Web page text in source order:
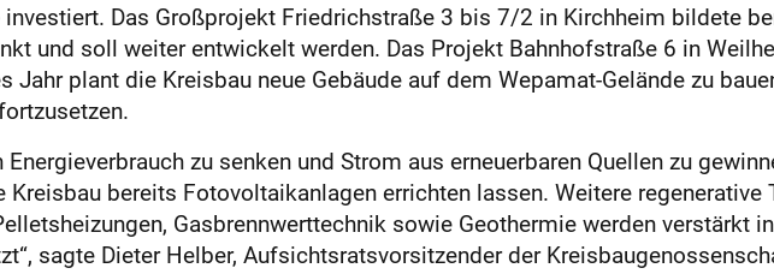
Das Großprojekt Friedrichstraße 3 bis 7/2 in Kirchheim bildete
und soll weiter entwickelt werden. Das Projekt Bahnhofstraße 6 in
plant die Kreisbau neue Gebäude auf dem Wepamat-Gelände zu
zu senken und Strom aus erneuerbaren Quellen zu
Kreisbau bereits Fotovoltaikanlagen errichten lassen. Weitere regenerative
Gasbrennwerttechnik sowie Geothermie werden verstärkt
sagte Dieter Helber, Aufsichtsratsvorsitzender der